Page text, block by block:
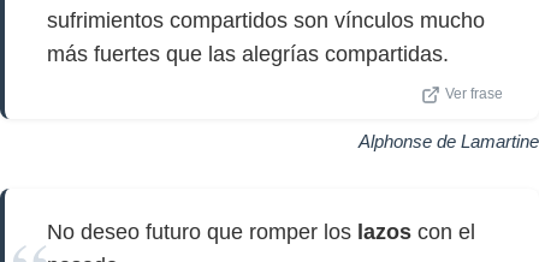
sufrimientos compartidos son vínculos mucho
más fuertes que las alegrías compartidas.
Ver frase
Alphonse de Lamartine
No deseo futuro que romper los lazos con el